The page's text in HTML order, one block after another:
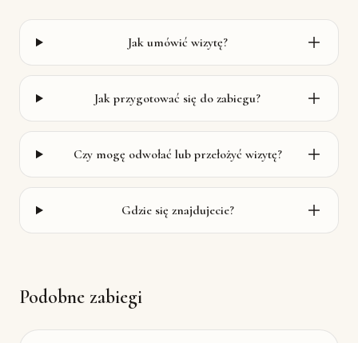
Jak umówić wizytę?
Jak przygotować się do zabiegu?
Czy mogę odwołać lub przełożyć wizytę?
Gdzie się znajdujecie?
Podobne zabiegi